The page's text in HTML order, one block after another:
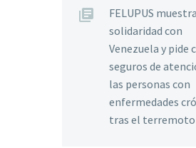
FELUPUS
solidaridad con
Venezuela y pide
seguros de
las personas con
enfermedades
tras el terremoto